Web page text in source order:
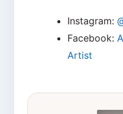
Instagram:
Facebook:
Artist